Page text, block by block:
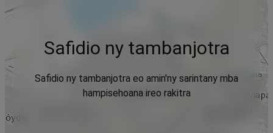
Safidio ny tambanjotra
Safidio ny tambanjotra eo amin'ny sarintany mba
hampisehoana ireo rakitra